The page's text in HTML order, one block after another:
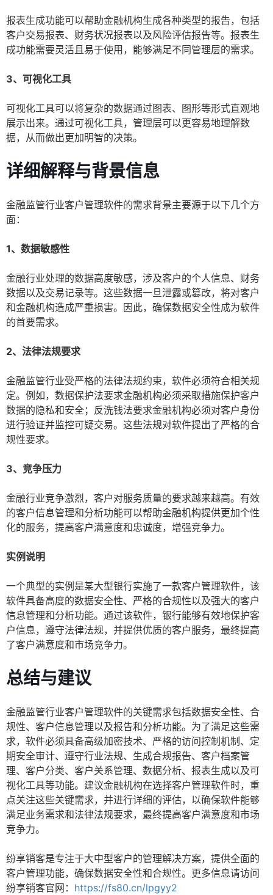
报表生成功能可以帮助金融机构生成各种类型的报告，包括
客户交易报表、财务状况报表以及风险评估报告等。报表生
成功能需要灵活且易于使用，能够满足不同管理层的需求。
3、可视化工具
可视化工具可以将复杂的数据通过图表、图形等形式直观地
展示出来。通过可视化工具，管理层可以更容易地理解数
据，从而做出更加明智的决策。
详细解释与背景信息
金融监管行业客户管理软件的需求背景主要源于以下几个方
面：
1、数据敏感性
金融行业处理的数据高度敏感，涉及客户的个人信息、财务
数据以及交易记录等。这些数据一旦泄露或篡改，将对客户
和金融机构造成严重损害。因此，确保数据安全性成为软件
的首要需求。
2、法律法规要求
金融监管行业受严格的法律法规约束，软件必须符合相关规
定。例如，数据保护法要求金融机构必须采取措施保护客户
数据的隐私和安全；反洗钱法要求金融机构必须对客户身份
进行验证并监控可疑交易。这些法规对软件提出了严格的合
规性要求。
3、竞争压力
金融行业竞争激烈，客户对服务质量的要求越来越高。有效
的客户信息管理和分析功能可以帮助金融机构提供更加个性
化的服务，提高客户满意度和忠诚度，增强竞争力。
实例说明
一个典型的实例是某大型银行实施了一款客户管理软件，该
软件具备高度的数据安全性、严格的合规性以及强大的客户
信息管理和分析功能。通过该软件，银行能够有效地保护客
户信息，遵守法律法规，并提供优质的客户服务，最终提高
了客户满意度和市场竞争力。
总结与建议
金融监管行业客户管理软件的关键需求包括数据安全性、合
规性、客户信息管理以及报告和分析功能。为了满足这些需
求，软件必须具备高级加密技术、严格的访问控制机制、定
期安全审计、遵守行业法规、生成合规报告、客户档案管
理、客户分类、客户关系管理、数据分析、报表生成以及可
视化工具等功能。建议金融机构在选择客户管理软件时，重
点关注这些关键需求，并进行详细的评估，以确保软件能够
满足业务需求和法律法规要求，最终提高客户满意度和市场
竞争力。
纷享销客是专注于大中型客户的管理解决方案，提供全面的
客户管理功能，确保数据安全性和合规性。更多信息请访问
纷享销客官网： https://fs80.cn/lpgyy2